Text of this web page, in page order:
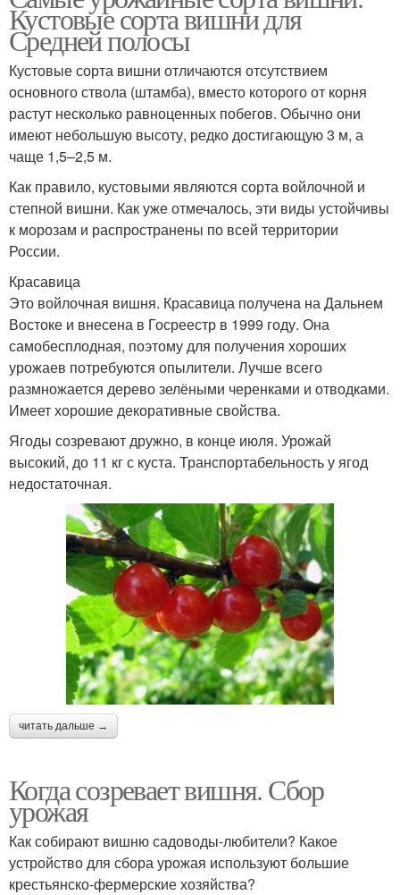
Кустовые сорта вишни для
Средней полосы
Кустовые сорта вишни отличаются отсутствием
основного ствола (штамба), вместо которого от корня
растут несколько равноценных побегов. Обычно они
имеют небольшую высоту, редко достигающую 3 м, а
чаще 1,5–2,5 м.
Как правило, кустовыми являются сорта войлочной и
степной вишни. Как уже отмечалось, эти виды устойчивы
к морозам и распространены по всей территории
России.
Красавица
Это войлочная вишня. Красавица получена на Дальнем
Востоке и внесена в Госреестр в 1999 году. Она
самобесплодная, поэтому для получения хороших
урожаев потребуются опылители. Лучше всего
размножается дерево зелёными черенками и отводками.
Имеет хорошие декоративные свойства.
Ягоды созревают дружно, в конце июля. Урожай
высокий, до 11 кг с куста. Транспортабельность у ягод
недостаточная.
читать дальше →
Когда созревает вишня. Сбор
урожая
Как собирают вишню садоводы-любители? Какое
устройство для сбора урожая используют большие
крестьянско-фермерские хозяйства?